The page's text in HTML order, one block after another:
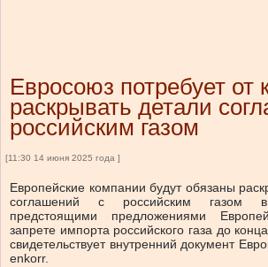
Евросоюз потребует от
раскрывать детали
российским газом
[11:30 14 июня 2025 года ]
Европейские компании будут обязаны
соглашений с российским газом
предстоящими предложениями
запрете импорта российского газа до
свидетельствует внутренний документ
enkorr.